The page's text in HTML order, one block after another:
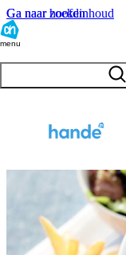
Ga naar hoofdinhoud
Ga naar zoeken
menu